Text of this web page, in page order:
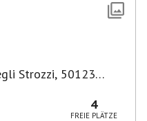
Strozzi, 50123
4
FREIE PLÄTZE